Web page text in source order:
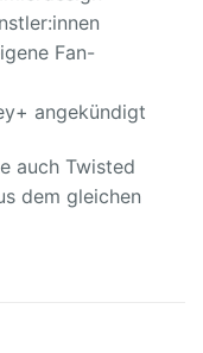
Fan-
angekündigt
auch Twisted
dem gleichen